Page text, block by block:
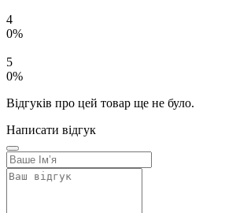
4
0%
5
0%
Відгуків про цей товар ще не було.
Написати відгук